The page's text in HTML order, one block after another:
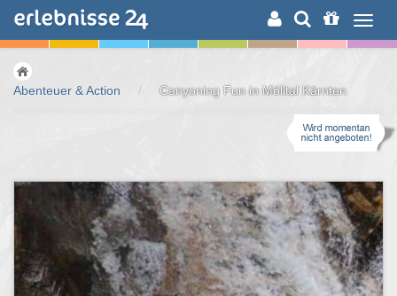
ERLEBNISSUCHE
Abenteuer & Action / Canyoning Fun in Mölltal Kärnten